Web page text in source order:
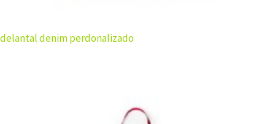
delantal denim perdonalizado